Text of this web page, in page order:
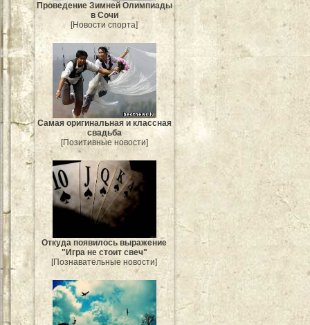
Проведение Зимней Олимпиады
в Сочи
[Новости спорта]
Самая оригинальная и классная
свадьба
[Позитивные новости]
Откуда появилось выражение
"Игра не стоит свеч"
[Познавательные новости]